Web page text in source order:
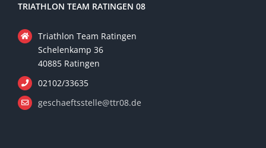
TRIATHLON TEAM RATINGEN 08
Triathlon Team Ratingen
Schelenkamp 36
40885 Ratingen
02102/33635
geschaeftsstelle@ttr08.de